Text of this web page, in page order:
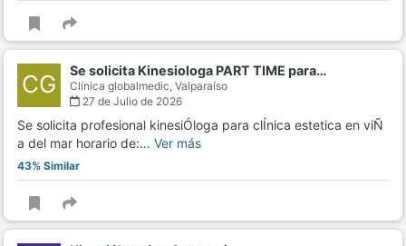
CG Se solicita Kinesiologa PART TIME para…
Clínica globalmedic, Valparaíso
27 de Julio de 2026
Se solicita profesional kinesiÓloga para clÍnica estetica en viÑ
a del mar horario de:… Ver más
43% Similar